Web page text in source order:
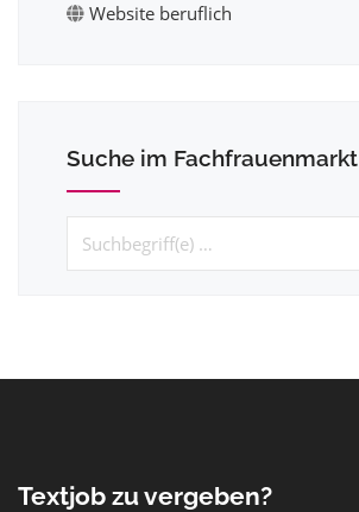
Website beruflich
Suche im Fachfrauenmarkt
Textjob zu vergeben?